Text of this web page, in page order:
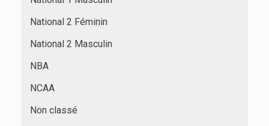
National 2 Féminin
National 2 Masculin
NBA
NCAA
Non classé